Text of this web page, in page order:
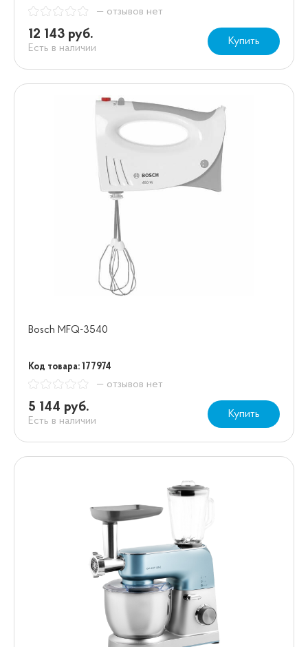
— отзывов нет
12 143 руб.
Есть в наличии
Купить
Bosch MFQ-3540
Код товара: 177974
— отзывов нет
5 144 руб.
Есть в наличии
Купить